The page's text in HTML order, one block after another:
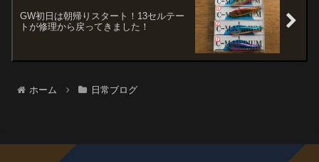
GW初日は朝帰りスタート！13セルテー
トが修理から戻ってきました！
ホーム 日常ブログ